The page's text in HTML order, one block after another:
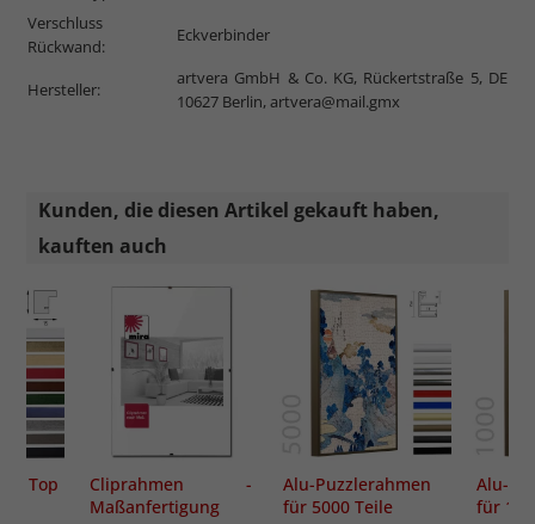
Verschluss
Rückwand:
Eckverbinder
Hersteller:
artvera GmbH & Co. KG, Rückertstraße 5, DE
10627 Berlin,artvera@mail.gmx
Kunden, die diesen Artikel gekauft haben,
kauften auch
Top
Cliprahmen -
Maßanfertigung
Alu-Puzzlerahmen
für 5000 Teile
Alu-
für